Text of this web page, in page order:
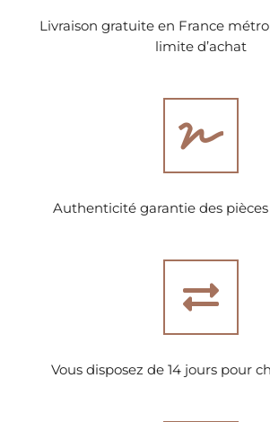
Livraison gratuite en France
limite d’achat
Authenticité garantie des
Vous disposez de 14 jours pour